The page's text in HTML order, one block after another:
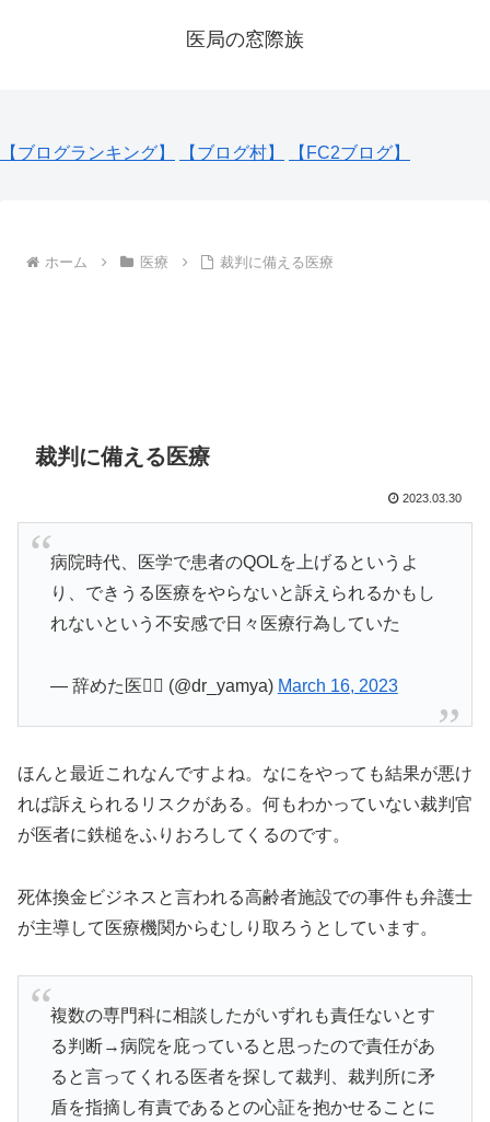
医局の窓際族
【ブログランキング】 【ブログ村】 【FC2ブログ】
ホーム 医療 裁判に備える医療
裁判に備える医療
2023.03.30
病院時代、医学で患者のQOLを上げるというよ
り、できうる医療をやらないと訴えられるかもし
れないという不安感で日々医療行為していた
— 辞めた医👨‍⚕️ (@dr_yamya) March 16, 2023
ほんと最近これなんですよね。なにをやっても結果が悪け
れば訴えられるリスクがある。何もわかっていない裁判官
が医者に鉄槌をふりおろしてくるのです。
死体換金ビジネスと言われる高齢者施設での事件も弁護士
が主導して医療機関からむしり取ろうとしています。
複数の専門科に相談したがいずれも責任ないとす
る判断→病院を庇っていると思ったので責任があ
ると言ってくれる医者を探して裁判、裁判所に矛
盾を指摘し有責であるとの心証を抱かせることに